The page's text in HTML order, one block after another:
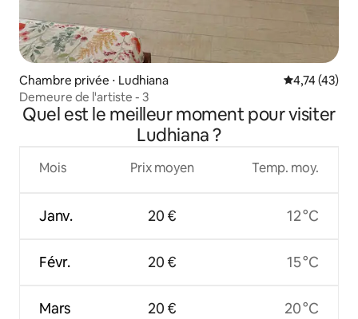
Chambre privée ⋅ Ludhiana Évaluation
4,74 (43)
Demeure de l'artiste - 3
Quel est le meilleur moment pour visiter
Ludhiana ?
Mois
Janv.
Févr.
Mars
Prix moyen
20 €
20 €
20 €
Temp. moy.
12 °C
15 °C
20 °C